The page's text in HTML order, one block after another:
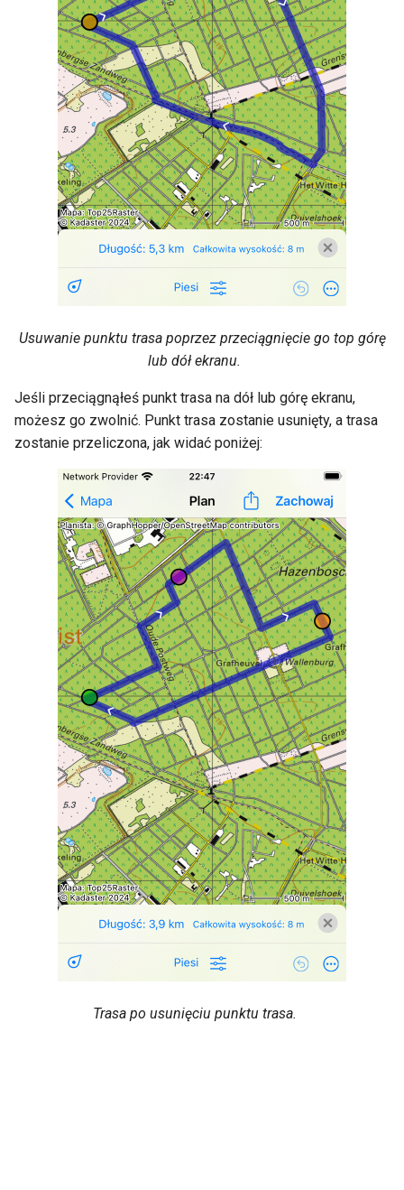
Usuwanie punktu trasa poprzez przeciągnięcie go top górę
lub dół ekranu.
Jeśli przeciągnąłeś punkt trasa na dół lub górę ekranu,
możesz go zwolnić. Punkt trasa zostanie usunięty, a trasa
zostanie przeliczona, jak widać poniżej:
Trasa po usunięciu punktu trasa.